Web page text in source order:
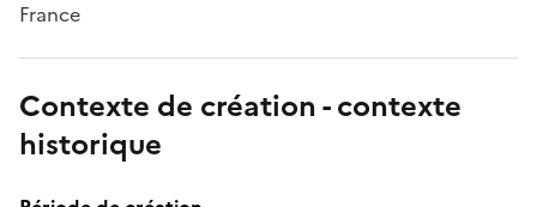
France
Contexte de création - contexte
historique